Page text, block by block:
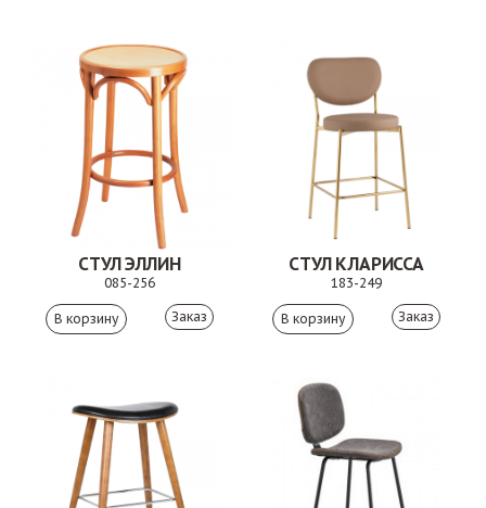
СТУЛ ЭЛЛИН
085-256
Заказ
СТУЛ КЛАРИССА
183-249
Заказ